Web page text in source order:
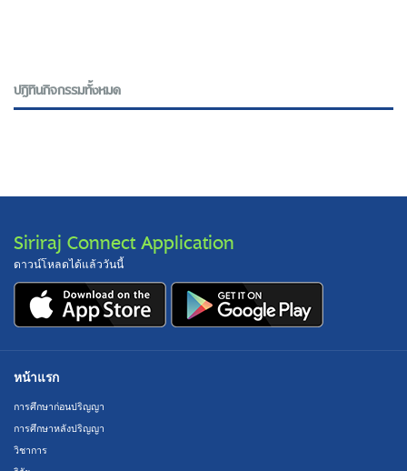
ปฎิทินกิจกรรมทั้งหมด
Siriraj Connect Application
ดาวน์โหลดได้แล้ววันนี้
หน้าแรก
การศึกษาก่อนปริญญา
การศึกษาหลังปริญญา
วิชาการ